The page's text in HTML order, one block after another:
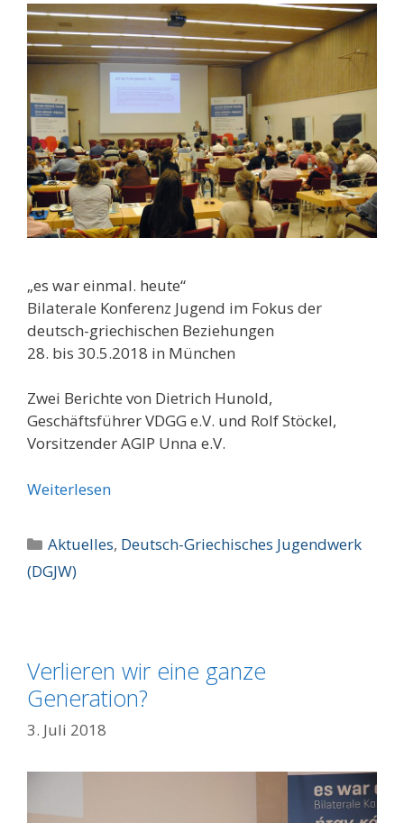
„es war einmal. heute“
Bilaterale Konferenz Jugend im Fokus der
deutsch-griechischen Beziehungen
28. bis 30.5.2018 in München
Zwei Berichte von Dietrich Hunold,
Geschäftsführer VDGG e.V. und Rolf Stöckel,
Vorsitzender AGIP Unna e.V.
Weiterlesen
Kategorien
Aktuelles, Deutsch-Griechisches Jugendwerk
(DGJW)
Verlieren wir eine ganze
Generation?
3. Juli 2018